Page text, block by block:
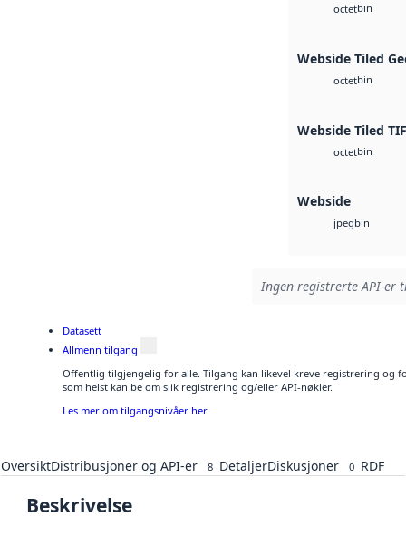
octetbin
Webside Tiled
octetbin
Webside Tiled
octetbin
Webside
jpegbin
Ingen registrerte API-er
Datasett
Allmenn tilgang
Offentlig tilgjengelig for alle. Tilgang kan likevel kreve registrering og
som helst kan be om slik registrering og/eller API-nøkler.
Les mer om tilgangsnivåer her
OversiktDistribusjoner og API-er 8 DetaljerDiskusjoner 0 RDF
Beskrivelse